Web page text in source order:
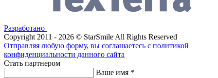
Разработано
Copyright 2011 - 2026 © StarSmile All Rights Reserved
Отправляя любую форму, вы соглашаетесь с политикой
конфиденциальности данного сайта
Стать партнером
Ваше имя *